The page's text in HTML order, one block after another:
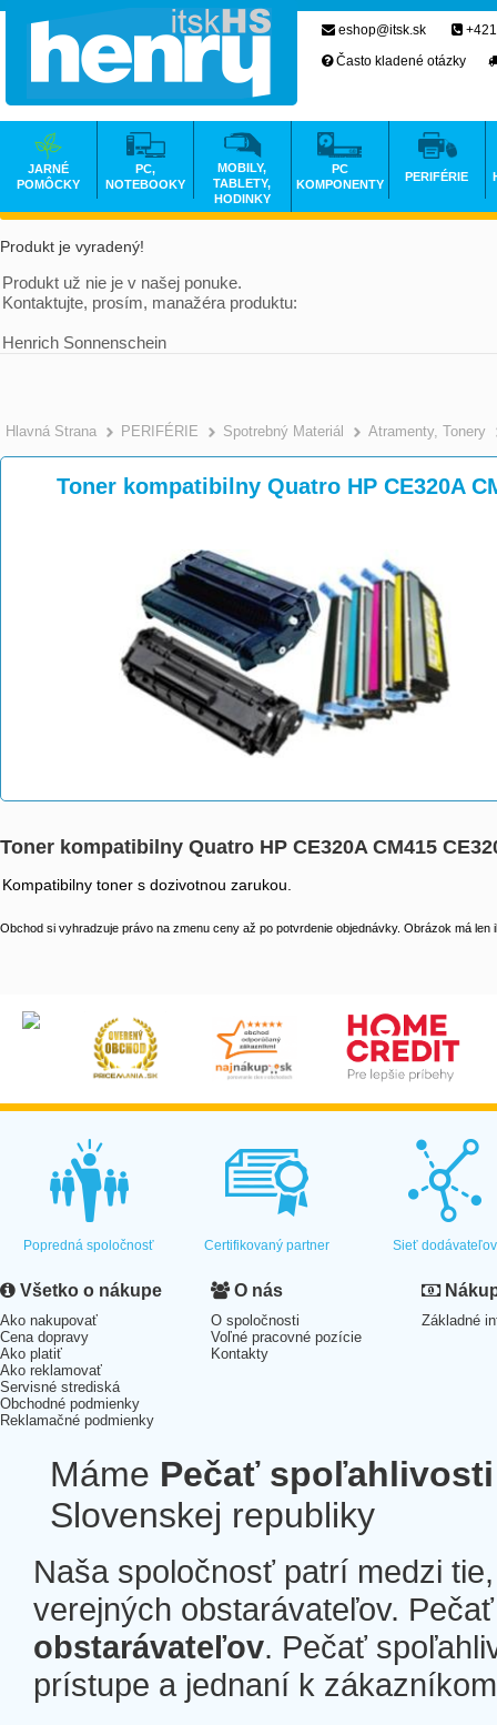
Produkt je vyradený!
Produkt už nie je v našej ponuke.
Kontaktujte, prosím, manažéra produktu:
Henrich Sonnenschein
Hlavná Strana >
PERIFÉRIE >
Spotrebný Materiál >
Atramenty, Tonery
Toner kompatibilny Quatro HP CE320A
Toner kompatibilny Quatro HP CE320A CM415
Kompatibilny toner s dozivotnou zarukou.
Obchod si vyhradzuje právo na zmenu ceny až po potvrdenie objednávky. Obrázok má len
eshop@itsk.sk
Často kladené otázky
JARNÉ
POMÔCKY
PC,
NOTEBOOKY
MOBILY,
TABLETY,
HODINKY
PC
KOMPONENTY
PERIFÉRIE
Popredná spoločnosť Certifikovaný partner Sieť dodávateľov
Všetko o nákupe
Ako nakupovať
Cena dopravy
Ako platiť
Ako reklamovať
Servisné strediská
Obchodné podmienky
Reklamačné podmienky
O nás
O spoločnosti
Voľné pracovné pozície
Kontakty
Základné
Máme Pečať spoľahlivosti
Slovenskej republiky
Naša spoločnosť patrí medzi
verejných obstarávateľov.
obstarávateľov. Pečať
prístupe a jednaní k